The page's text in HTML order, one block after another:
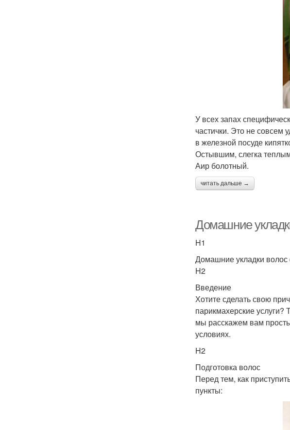
У всех запах
частички. Это не совсем
в железной посуде
Остывшим, слегка
Аир болотный.
читать дальше →
Домашние
H1
Домашние укладки
H2
Введение
Хотите сделать свою
парикмахерские
мы расскажем вам
условиях.
H2
Подготовка волос
Перед тем, как
пункты: